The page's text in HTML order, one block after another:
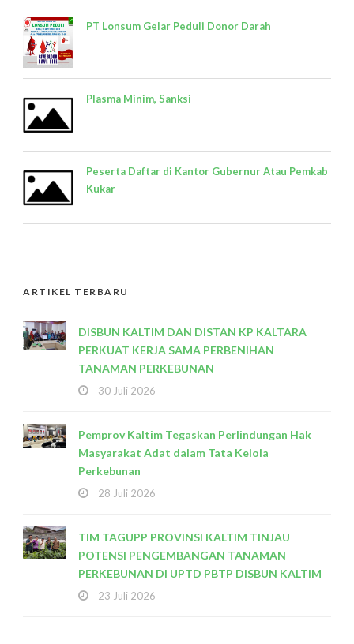
PT Lonsum Gelar Peduli Donor Darah
Plasma Minim, Sanksi
Peserta Daftar di Kantor Gubernur Atau Pemkab
Kukar
ARTIKEL TERBARU
DISBUN KALTIM DAN DISTAN KP KALTARA
PERKUAT KERJA SAMA PERBENIHAN
TANAMAN PERKEBUNAN
30 Juli 2026
Pemprov Kaltim Tegaskan Perlindungan Hak
Masyarakat Adat dalam Tata Kelola
Perkebunan
28 Juli 2026
TIM TAGUPP PROVINSI KALTIM TINJAU
POTENSI PENGEMBANGAN TANAMAN
PERKEBUNAN DI UPTD PBTP DISBUN KALTIM
23 Juli 2026